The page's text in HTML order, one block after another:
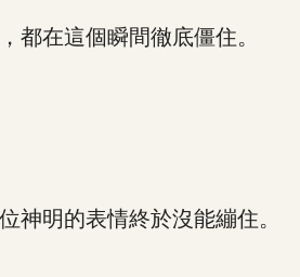
在這個瞬間徹底僵住。
明的表情終於沒能繃住。